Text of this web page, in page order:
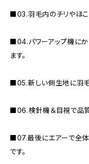
■03.羽毛内のチリやほこ
■04.パワーアップ機にか
ます。
■05.新しい側生地に羽毛
■06.検針機＆目視で品質
■07.最後にエアーで全
です。